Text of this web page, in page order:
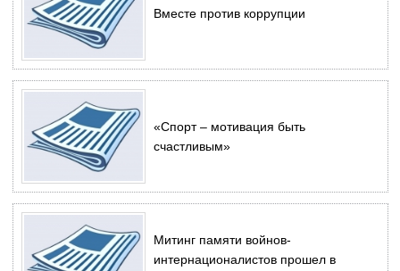
Вместе против коррупции
«Спорт – мотивация быть
счастливым»
Митинг памяти войнов-
интернационалистов прошел в